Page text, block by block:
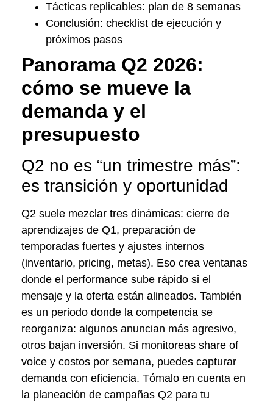
Tácticas replicables: plan de 8 semanas
Conclusión: checklist de ejecución y
próximos pasos
Panorama Q2 2026:
cómo se mueve la
demanda y el
presupuesto
Q2 no es “un trimestre más”:
es transición y oportunidad
Q2 suele mezclar tres dinámicas: cierre de
aprendizajes de Q1, preparación de
temporadas fuertes y ajustes internos
(inventario, pricing, metas). Eso crea ventanas
donde el performance sube rápido si el
mensaje y la oferta están alineados. También
es un periodo donde la competencia se
reorganiza: algunos anuncian más agresivo,
otros bajan inversión. Si monitoreas share of
voice y costos por semana, puedes capturar
demanda con eficiencia. Tómalo en cuenta en
la planeación de campañas Q2 para tu